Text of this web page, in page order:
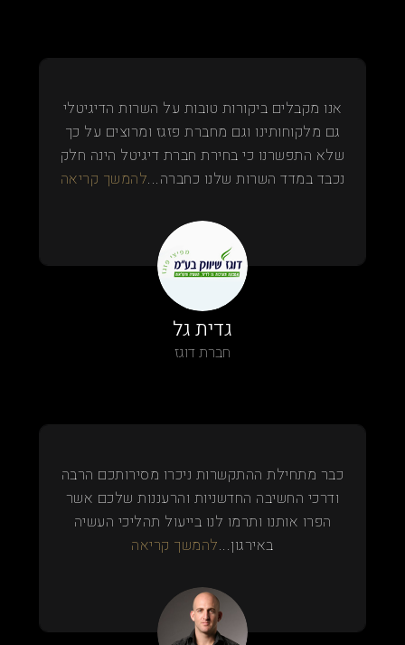
אנו מקבלים ביקורות טובות על השרות הדיגיטלי
גם מלקוחותינו וגם מחברת פזגז ומרוצים על כך
שלא התפשרנו כי בחירת חברת דיגיטל הינה חלק
נכבד במדד השרות שלנו כחברה...להמשך קריאה
גדית גל
חברת דוגז
כבר מתחילת ההתקשרות ניכרו מסירותכם הרבה
ודרכי החשיבה החדשניות והרעננות שלכם אשר
הפרו אותנו ותרמו לנו בייעול תהליכי העשיה
באירגון...להמשך קריאה